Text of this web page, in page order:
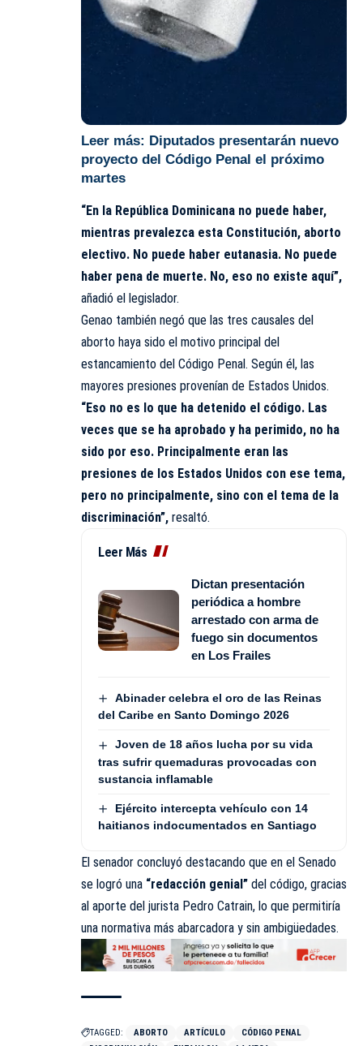
Leer más: Diputados presentarán nuevo
proyecto del Código Penal el próximo
martes
“En la República Dominicana no puede haber,
mientras prevalezca esta Constitución, aborto
electivo. No puede haber eutanasia. No puede
haber pena de muerte. No, eso no existe aquí”,
añadió el legislador.
Genao también negó que las tres causales del
aborto haya sido el motivo principal del
estancamiento del Código Penal. Según él, las
mayores presiones provenían de Estados Unidos.
“Eso no es lo que ha detenido el código. Las
veces que se ha aprobado y ha perimido, no ha
sido por eso. Principalmente eran las
presiones de los Estados Unidos con ese tema,
pero no principalmente, sino con el tema de la
discriminación”, resaltó.
Leer Más
Dictan presentación
periódica a hombre
arrestado con arma de
fuego sin documentos
en Los Frailes
Abinader celebra el oro de las Reinas
del Caribe en Santo Domingo 2026
Joven de 18 años lucha por su vida
tras sufrir quemaduras provocadas con
sustancia inflamable
Ejército intercepta vehículo con 14
haitianos indocumentados en Santiago
El senador concluyó destacando que en el Senado
se logró una “redacción genial” del código, gracias
al aporte del jurista Pedro Catrain, lo que permitiría
una normativa más abarcadora y sin ambigüedades.
TAGGED: ABORTO ARTÍCULO
CÓDIGO PENAL